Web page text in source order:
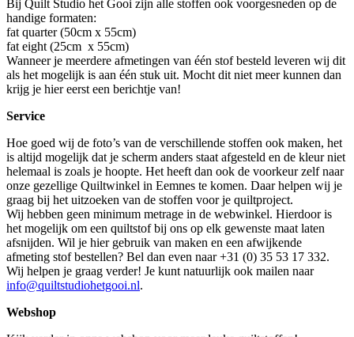
Bij Quilt Studio het Gooi zijn alle stoffen ook voorgesneden op de
handige formaten:
fat quarter (50cm x 55cm)
fat eight (25cm x 55cm)
Wanneer je meerdere afmetingen van één stof besteld leveren wij dit
als het mogelijk is aan één stuk uit. Mocht dit niet meer kunnen dan
krijg je hier eerst een berichtje van!
Service
Hoe goed wij de foto’s van de verschillende stoffen ook maken, het
is altijd mogelijk dat je scherm anders staat afgesteld en de kleur niet
helemaal is zoals je hoopte. Het heeft dan ook de voorkeur zelf naar
onze gezellige Quiltwinkel in Eemnes te komen. Daar helpen wij je
graag bij het uitzoeken van de stoffen voor je quiltproject.
Wij hebben geen minimum metrage in de webwinkel. Hierdoor is
het mogelijk om een quiltstof bij ons op elk gewenste maat laten
afsnijden. Wil je hier gebruik van maken en een afwijkende
afmeting stof bestellen? Bel dan even naar +31 (0) 35 53 17 332.
Wij helpen je graag verder! Je kunt natuurlijk ook mailen naar
info@quiltstudiohetgooi.nl.
Webshop